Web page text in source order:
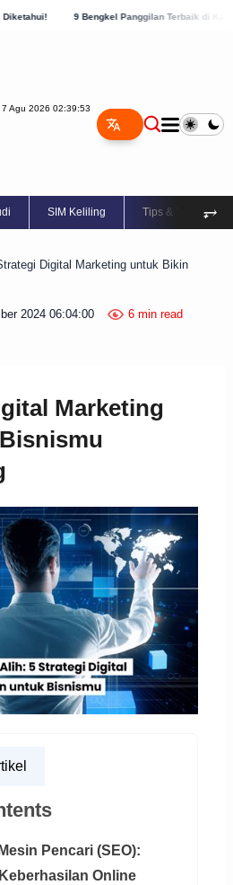
Panggilan Terbaik di Kabupaten Semarang, Cek
7 Agu 2026 02:39:54
SIM Keliling Tips & Trik ⥅
Digital Marketing untuk Bikin
2024 06:04:00 6 min read
Marketing
Pencari (SEO):
Online